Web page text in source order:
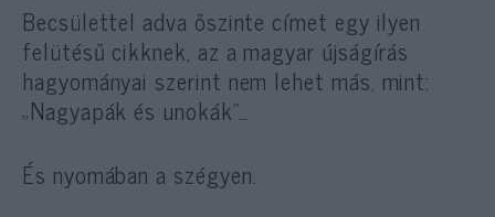
Becsülettel adva őszinte címet egy ilyen
felütésű cikknek, az a magyar újságírás
hagyományai szerint nem lehet más, mint:
„Nagyapák és unokák”…
És nyomában a szégyen.